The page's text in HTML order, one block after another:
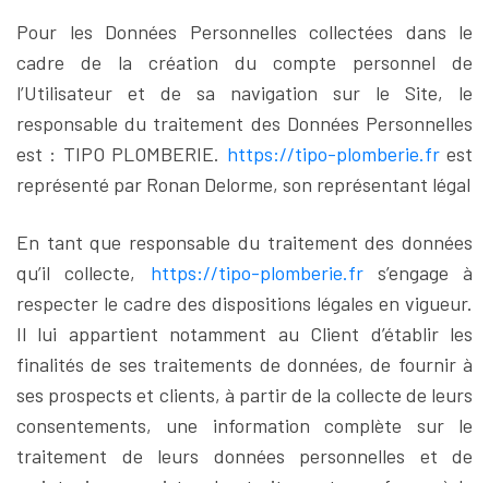
Pour les Données Personnelles collectées dans le
cadre de la création du compte personnel de
l’Utilisateur et de sa navigation sur le Site, le
responsable du traitement des Données Personnelles
est : TIPO PLOMBERIE. https://tipo-plomberie.frest
représenté par Ronan Delorme, son représentant légal
En tant que responsable du traitement des données
qu’il collecte,
https://tipo-plomberie.fr
s’engage à
respecter le cadre des dispositions légales en vigueur.
Il lui appartient notamment au Client d’établir les
finalités de ses traitements de données, de fournir à
ses prospects et clients, à partir de la collecte de leurs
consentements, une information complète sur le
traitement de leurs données personnelles et de